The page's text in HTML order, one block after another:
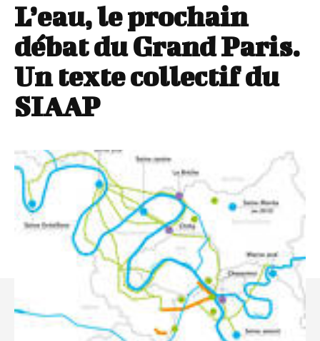
Lʼeau, le prochain
débat du Grand Paris.
Un texte collectif du
SIAAP